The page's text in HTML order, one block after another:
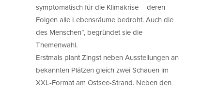
symptomatisch für die Klimakrise – deren
Folgen alle Lebensräume bedroht. Auch die
des Menschen“, begründet sie die
Themenwahl.
Erstmals plant Zingst neben Ausstellungen an
bekannten Plätzen gleich zwei Schauen im
XXL-Format am Ostsee-Strand. Neben den